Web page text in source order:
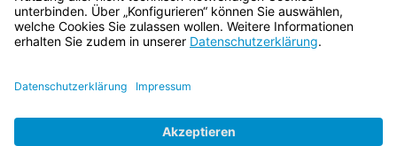
Bayern.de
BayernPortal
Impressum